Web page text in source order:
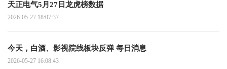
天正电气5月27日龙虎榜数据
2026-05-27 18:07:37
今天，白酒、影视院线板块反弹 每日消息
2026-05-27 16:08:43